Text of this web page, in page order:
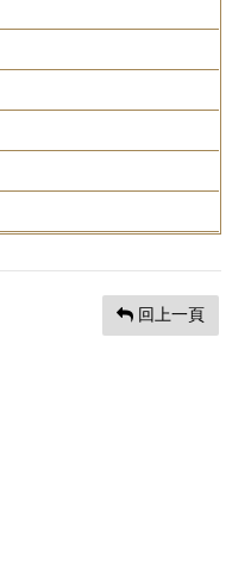
回上一頁